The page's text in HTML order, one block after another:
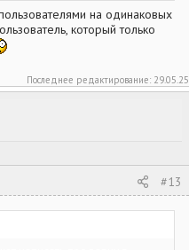
на одинаковых
который только
Последнее редактирование: 29.05.25
#13